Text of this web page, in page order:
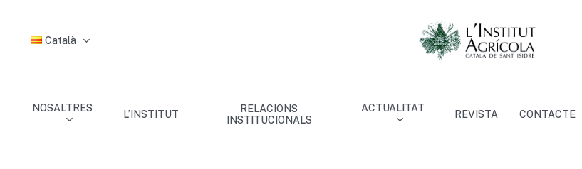
Català
NOSALTRES
L’INSTITUT
RELACIONS
INSTITUCIONALS
ACTUALITAT
REVISTA CONTACTE